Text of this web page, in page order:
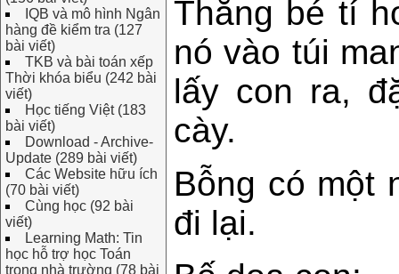
IQB và mô hình Ngân
hàng đề kiểm tra (127
bài viết)
TKB và bài toán xếp
Thời khóa biểu (242 bài
viết)
Học tiếng Việt (183
bài viết)
Download - Archive-
Update (289 bài viết)
Các Website hữu ích
(70 bài viết)
Cùng học (92 bài
viết)
Learning Math: Tin
học hỗ trợ học Toán
trong nhà trường (78 bài
Thằng bé tí
nó vào túi
lấy con ra,
cày.
Bỗng có một
đi lại.